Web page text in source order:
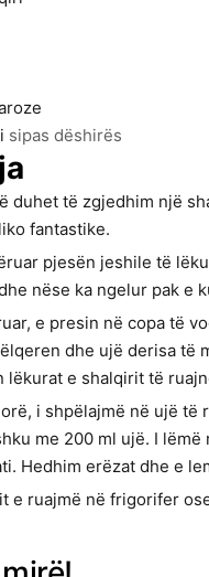
sipas dëshirës
duhet të zgjedhim një
fantastike.
pjesën jeshile të
nëse ka ngelur pak e
e presin në copa të
dhe ujë derisa të
lëkurat e shalqirit të
orë, i shpëlajmë në ujë
me 200 ml ujë. I
Hedhim erëzat dhe e
e ruajmë në frigorifer